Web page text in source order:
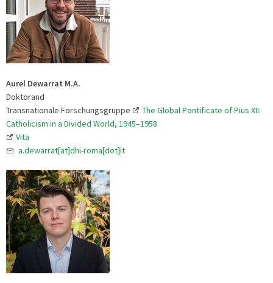
Aurel Dewarrat M.A.
Doktorand
Transnationale Forschungsgruppe
The Global Pontificate of Pius XII:
Catholicism in a Divided World, 1945–1958
Vita
a.dewarrat[at]dhi-roma[dot]it